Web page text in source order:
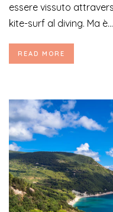
essere vissuto
kite-surf al diving. Ma è...
READ MORE